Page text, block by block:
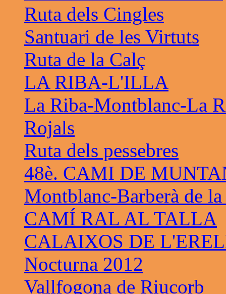
Ruta dels Cingles
Santuari de les Virtuts
Ruta de la Calç
LA RIBA-L'ILLA
La Riba-Montblanc-La
Rojals
Ruta dels pessebres
48è. CAMI DE
Montblanc-Barberà de la
CAMÍ RAL AL TALLA
CALAIXOS DE
Nocturna 2012
Vallfogona de Riucorb